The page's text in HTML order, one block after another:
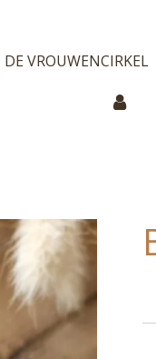
DE VROUWENCIRKEL